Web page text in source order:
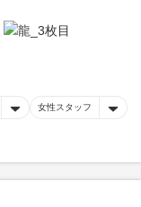
女性スタッフ